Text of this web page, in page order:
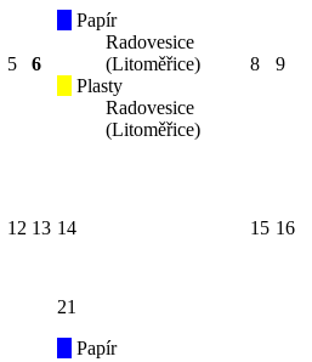
5 6
Papír
Radovesice
(Litoměřice)
Plasty
Radovesice
(Litoměřice)
8 9
12 13 14 15 16
21
Papír